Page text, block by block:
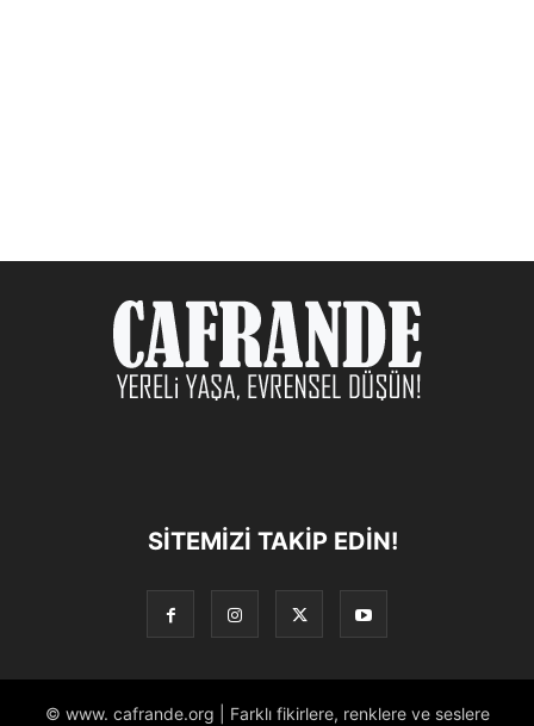
SITEMIZI TAKIP EDIN!
© www. cafrande.org | Farklı fikirlere, renklere ve seslere